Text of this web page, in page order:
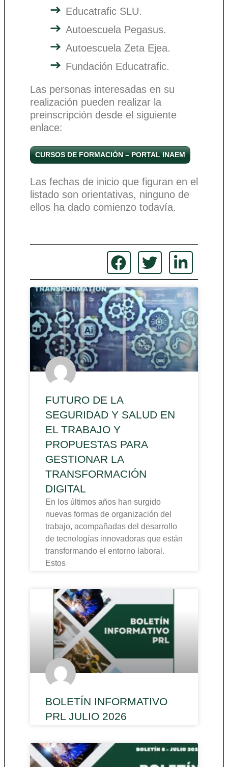
Educatrafic SLU.
Autoescuela Pegasus.
Autoescuela Zeta Ejea.
Fundación Educatrafic.
Las personas interesadas en su
realización pueden realizar la
preinscripción desde el siguiente
enlace:
CURSOS DE FORMACIÓN – PORTAL INAEM
Las fechas de inicio que figuran en el
listado son orientativas, ninguno de
ellos ha dado comienzo todavía.
FUTURO DE LA
SEGURIDAD Y SALUD EN
EL TRABAJO Y
PROPUESTAS PARA
GESTIONAR LA
TRANSFORMACIÓN
DIGITAL
En los últimos años han surgido
nuevas formas de organización del
trabajo, acompañadas del desarrollo
de tecnologías innovadoras que están
transformando el entorno laboral.
Estos
BOLETÍN INFORMATIVO
PRL JULIO 2026